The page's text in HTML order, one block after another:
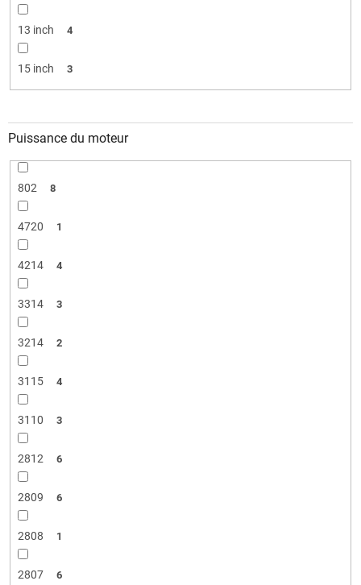
13 inch 4
15 inch 3
Puissance du moteur
802 8
4720 1
4214 4
3314 3
3214 2
3115 4
3110 3
2812 6
2809 6
2808 1
2807 6